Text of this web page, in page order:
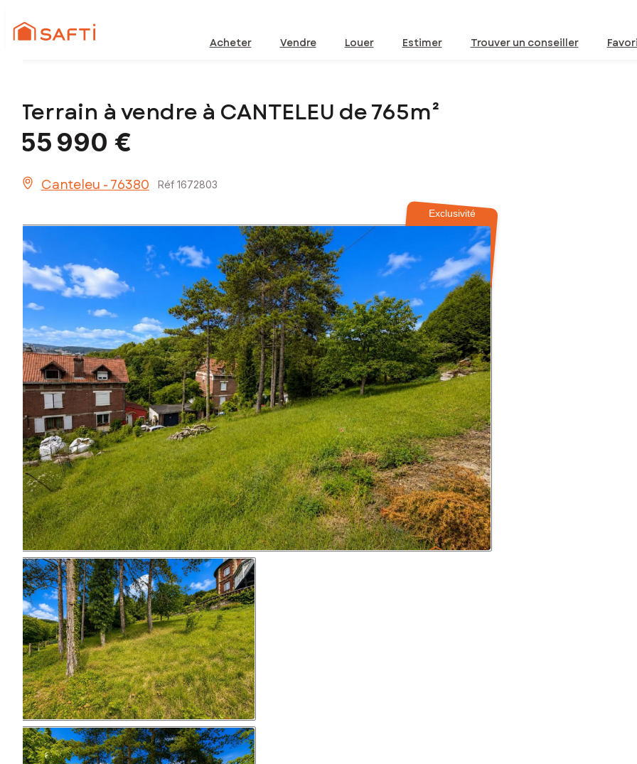
Acheter Vendre Louer Estimer Trouver un conseiller
Terrain à vendre à CANTELEU de 765m²
55 990 €
Canteleu - 76380 Réf 1672803
Exclusivité